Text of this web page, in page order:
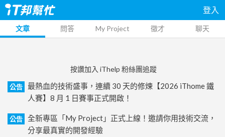
登入
文章 問答 My Project 徵才 聊天
按讚加入 iThelp 粉絲團追蹤
公告
最熱血的技術盛事，連續 30 天的修煉【2026 iThome 鐵
人賽】8 月 1 日賽事正式開啟！
公告
全新專區「My Project」正式上線！邀請你用技術交流，
分享最真實的開發經驗